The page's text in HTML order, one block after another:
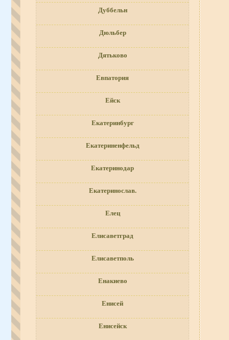
Дуббельн
Дюльбер
Дятьково
Евпатория
Ейск
Екатеринбург
Екатериненфельд
Екатеринодар
Екатеринослав.
Елец
Елисаветград
Елисаветполь
Енакиево
Енисей
Енисейск